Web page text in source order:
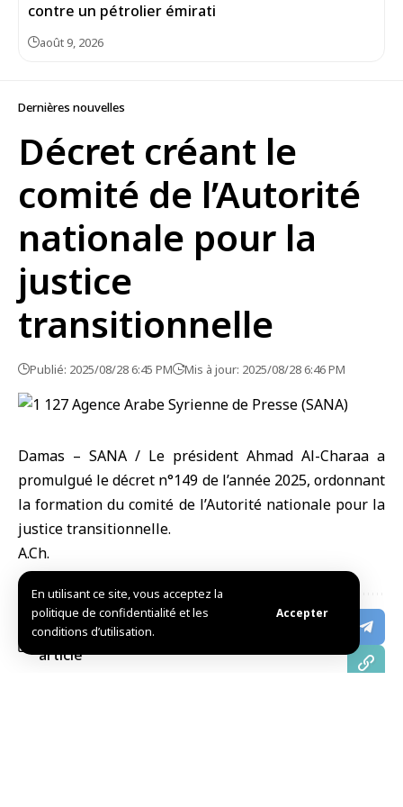
En utilisant ce site, vous acceptez la
politique de confidentialité et les
conditions d’utilisation.
Accepter
contre un pétrolier émirati
août 9, 2026
Dernières nouvelles
Décret créant le
comité de l’Autorité
nationale pour la
justice
transitionnelle
Publié: 2025/08/28 6:45 PM Mis à jour: 2025/08/28 6:46 PM
Damas – SANA / Le président Ahmad Al-Charaa a
promulgué le décret n°149 de l’année 2025, ordonnant
la formation du comité de l’Autorité nationale pour la
justice transitionnelle.
A.Ch.
Partager cet
article